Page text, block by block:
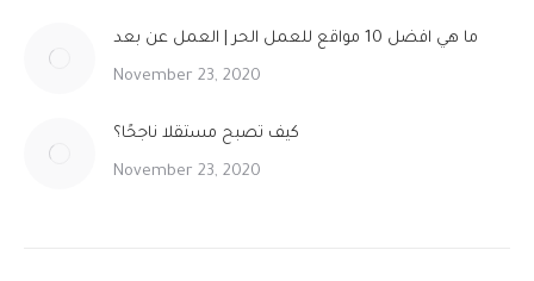
ما هي افضل 10 مواقع للعمل الحر | العمل عن بعد
November 23, 2020
كيف تصبح مستقلا ناجحًا؟
November 23, 2020